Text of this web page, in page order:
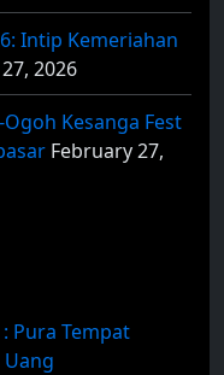
Intip Kemeriahan
2026
Kesanga Fest
February 27,
Pura Tempat